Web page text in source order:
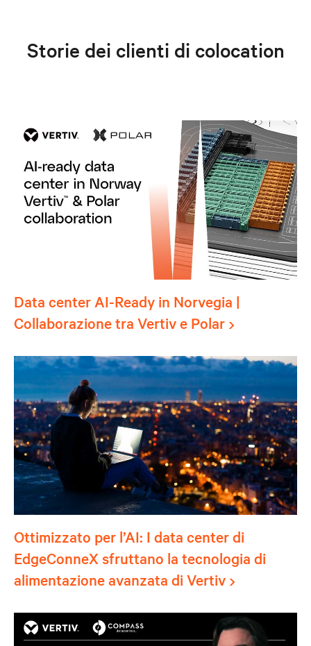
Storie dei clienti di colocation
Data center AI-Ready in Norvegia |
Collaborazione tra Vertiv e Polar
Ottimizzato per l’AI: I data center di
EdgeConneX sfruttano la tecnologia di
alimentazione avanzata di Vertiv